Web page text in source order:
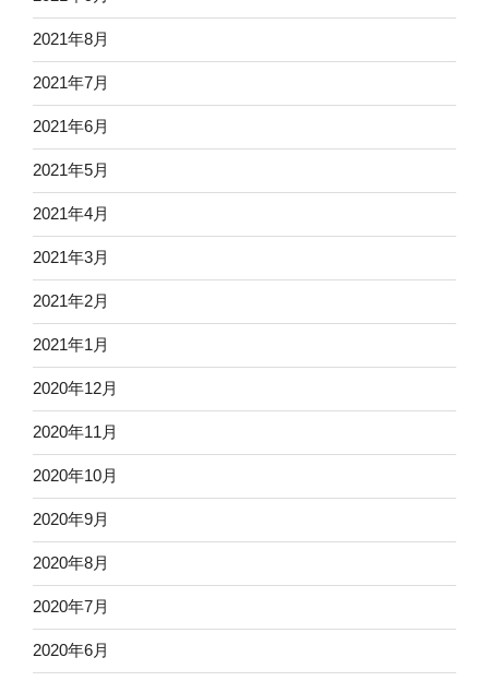
2021年8月
2021年7月
2021年6月
2021年5月
2021年4月
2021年3月
2021年2月
2021年1月
2020年12月
2020年11月
2020年10月
2020年9月
2020年8月
2020年7月
2020年6月